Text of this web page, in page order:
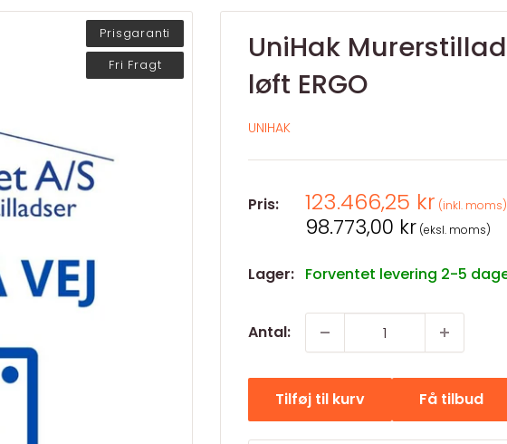
Prisgaranti
Fri Fragt
UniHak
løft ERGO
UNIHAK
Pris: Salgspris
123.466,25 kr (inkl. moms)
Salgspris
98.773,00 kr (eksl. moms)
Lager: Forventet levering 2-5
Antal:
Tilføj til kurv Få tilbud